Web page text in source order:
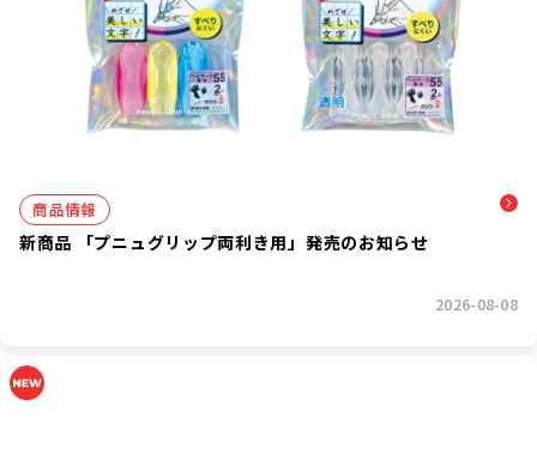
商品情報
新商品 「プニュグリップ両利き用」発売のお知らせ
2026-08-08